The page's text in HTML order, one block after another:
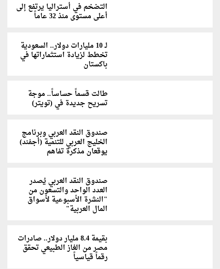
التضخم في أستراليا يرتفع إلى
أعلى مستوى منذ 32 عاماً
لـ 10 مليارات دولار.. السعودية
تخطط لزيادة استثماراتها في
باكستان
طالت قسماً حساساً.. موجة
تسريح جديدة في (تويتر)
صندوق النقد العربي وبرنامج
الخليج العربي للتنمية (أجفند)
يوقعان مذكرة تفاهم
صندوق النقد العربي يُصدر
العدد الواحد والتسعون من
"النشرة الأسبوعية لأسواق
المال العربية"
بقيمة 8.4 مليار دولار.. صادرات
مصر من الغاز الطبيعي تحقق
رقماً قياسياً